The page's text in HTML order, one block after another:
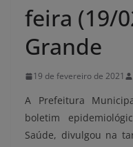
feira (19/
Grande
19 de fevereiro de 2021
A Prefeitura
boletim
Saúde, divulgou na